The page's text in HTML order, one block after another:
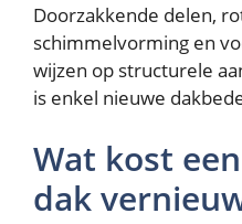
Doorzakkende delen,
schimmelvorming en
wijzen op structurele
is enkel nieuwe
Wat kost
dak